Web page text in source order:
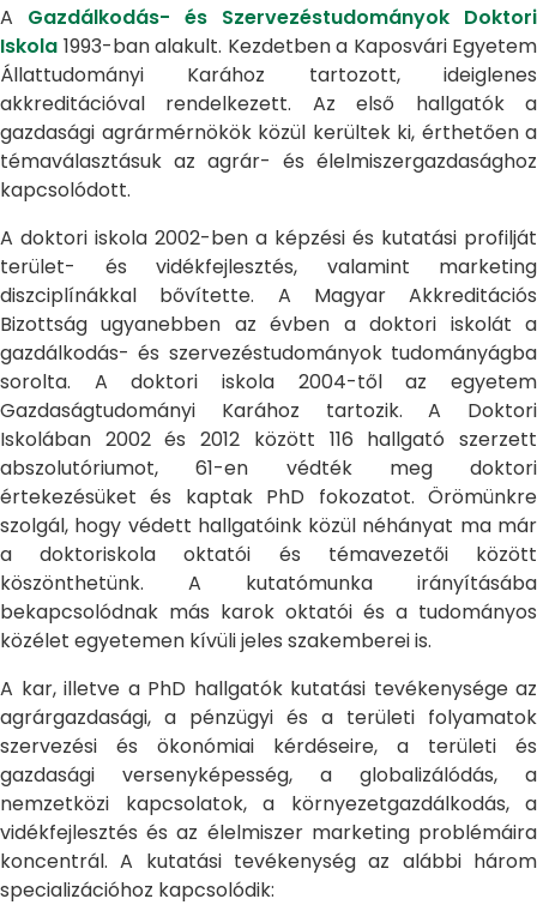
A Gazdálkodás- és Szervezéstudományok Doktori
Iskola 1993-ban alakult. Kezdetben a Kaposvári Egyetem
Állattudományi Karához tartozott, ideiglenes
akkreditációval rendelkezett. Az első hallgatók a
gazdasági agrármérnökök közül kerültek ki, érthetően a
témaválasztásuk az agrár- és élelmiszergazdasághoz
kapcsolódott.
A doktori iskola 2002-ben a képzési és kutatási profilját
terület- és vidékfejlesztés, valamint marketing
diszciplínákkal bővítette. A Magyar Akkreditációs
Bizottság ugyanebben az évben a doktori iskolát a
gazdálkodás- és szervezéstudományok tudományágba
sorolta. A doktori iskola 2004-től az egyetem
Gazdaságtudományi Karához tartozik. A Doktori
Iskolában 2002 és 2012 között 116 hallgató szerzett
abszolutóriumot, 61-en védték meg doktori
értekezésüket és kaptak PhD fokozatot. Örömünkre
szolgál, hogy védett hallgatóink közül néhányat ma már
a doktoriskola oktatói és témavezetői között
köszönthetünk. A kutatómunka irányításába
bekapcsolódnak más karok oktatói és a tudományos
közélet egyetemen kívüli jeles szakemberei is.
A kar, illetve a PhD hallgatók kutatási tevékenysége az
agrárgazdasági, a pénzügyi és a területi folyamatok
szervezési és ökonómiai kérdéseire, a területi és
gazdasági versenyképesség, a globalizálódás, a
nemzetközi kapcsolatok, a környezetgazdálkodás, a
vidékfejlesztés és az élelmiszer marketing problémáira
koncentrál. A kutatási tevékenység az alábbi három
specializációhoz kapcsolódik: